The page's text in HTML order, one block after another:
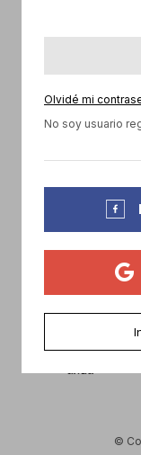
Olvidé mi
No soy usuario


©